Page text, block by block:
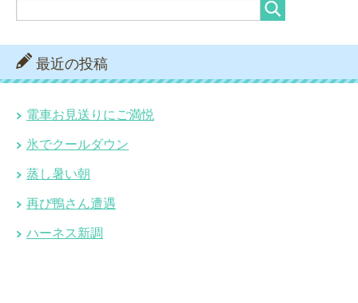
最近の投稿
電車お見送りにご満悦
氷でクールダウン
蒸し暑い朝
再び鴨さん遭遇
ハーネス新調